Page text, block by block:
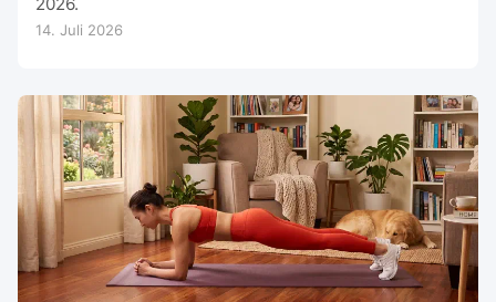
14. Juli 2026